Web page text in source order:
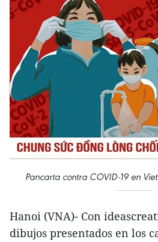
Pancarta contra COVID-19 en
Hanoi (VNA)- Con
dibujos presentados en los